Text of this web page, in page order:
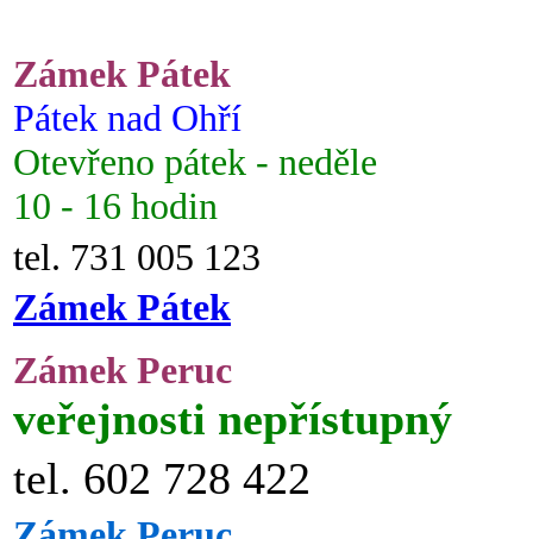
Zámek Pátek
Pátek nad Ohří
Otevřeno pátek - neděle
10 - 16 hodin
tel. 731 005 123
Zámek Pátek
Zámek Peruc
veřejnosti nepřístupný
tel. 602 728 422